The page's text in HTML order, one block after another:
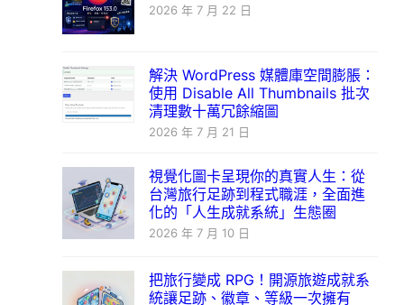
2026 年 7 月 22 日
解決 WordPress 媒體庫空間膨脹：
使用 Disable All Thumbnails 批次
清理數十萬冗餘縮圖
2026 年 7 月 21 日
視覺化圖卡呈現你的真實人生：從
台灣旅行足跡到程式職涯，全面進
化的「人生成就系統」生態圈
2026 年 7 月 10 日
把旅行變成 RPG！開源旅遊成就系
統讓足跡、徽章、等級一次擁有